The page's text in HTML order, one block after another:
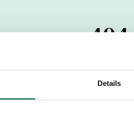
Details
404
har passerats. Vi
dig med mer information